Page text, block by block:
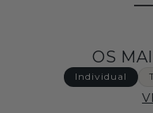
OS
Individual